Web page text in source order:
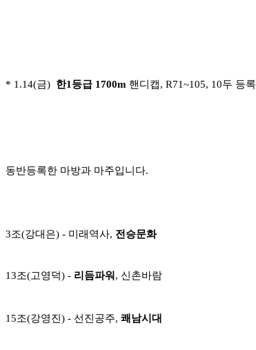
* 1.14(금) 한1등급 1700m 핸디캡, R71~105, 10두 등록
동반등록한 마방과 마주입니다.
3조(강대은) - 미래역사, 전승문화
13조(고영덕) - 리듬파워 , 신촌바람
15조(강영진) - 선진공주, 쾌남시대